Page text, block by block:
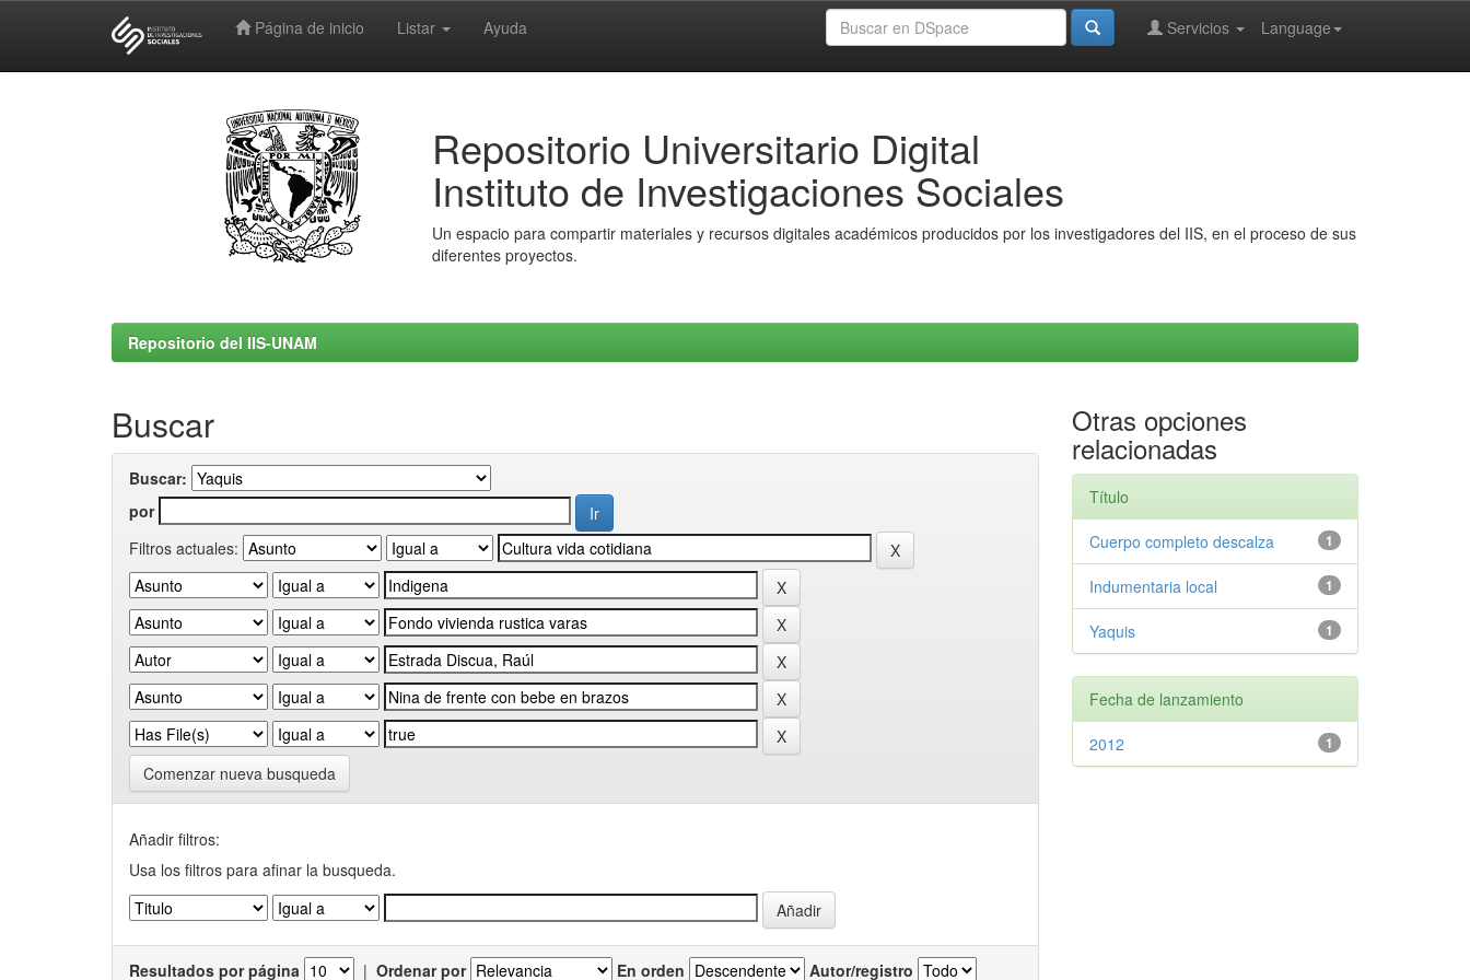
Página de inicio Listar Ayuda Language
Servicios
Repositorio Universitario Digital
Instituto de Investigaciones Sociales
Un espacio para compartir materiales y recursos digitales académicos producidos por los investigadores del IIS, en el proceso de sus
diferentes proyectos.
Repositorio del IIS-UNAM
Buscar
Buscar:
por
Filtros actuales:
Comenzar nueva busqueda
Añadir filtros:
Usa los filtros para afinar la busqueda.
Resultados por página | Ordenar por En orden Autor/registro
Otras opciones
relacionadas
Título
1
Cuerpo completo descalza
1
Indumentaria local
1
Yaquis
Fecha de lanzamiento
1
2012